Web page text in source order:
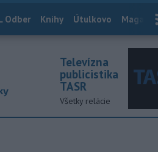
Odber Knihy Útulkovo Magazín
Televízna
publicistika
TASR
Všetky relácie